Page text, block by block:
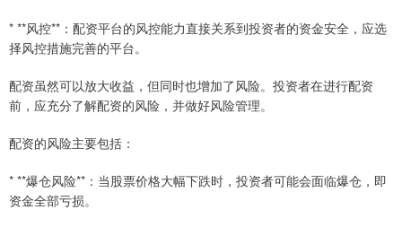
* **风控**：配资平台的风控能力直接关系到投资者的资金安全，应选
择风控措施完善的平台。
配资虽然可以放大收益，但同时也增加了风险。投资者在进行配资
前，应充分了解配资的风险，并做好风险管理。
配资的风险主要包括：
* **爆仓风险**：当股票价格大幅下跌时，投资者可能会面临爆仓，即
资金全部亏损。